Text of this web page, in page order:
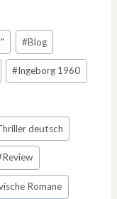
#Blog
#Ingeborg 1960
deutsch
Review
Romane